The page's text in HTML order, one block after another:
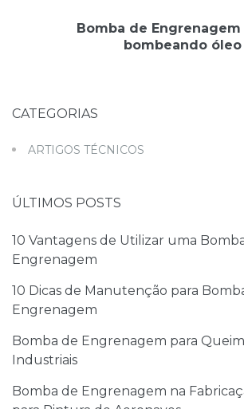
Bomba de
bombeando
CATEGORIAS
ARTIGOS TÉCNICOS
ÚLTIMOS POSTS
10 Vantagens de Utilizar uma
Engrenagem
10 Dicas de Manutenção para
Engrenagem
Bomba de Engrenagem para
Industriais
Bomba de Engrenagem na